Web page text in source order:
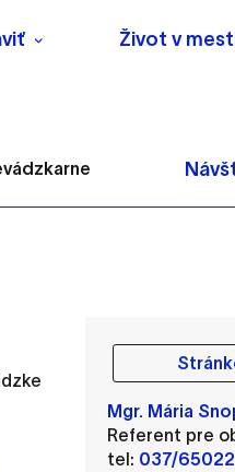
Život v
Mgr. Mária
Referent pre
tel: 037/
vašej aktivite a
alebo aby sa